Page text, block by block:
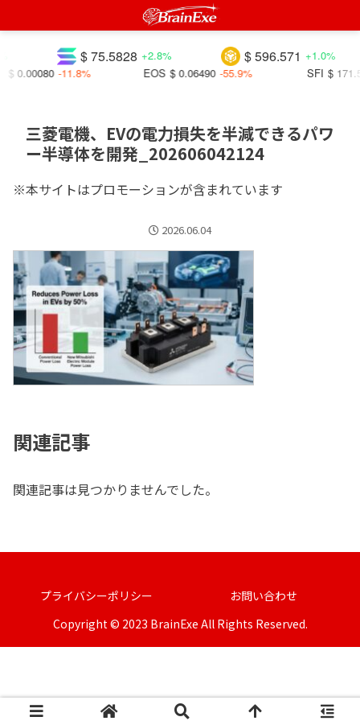
$ 596.571 +1.0%
$ 75.5828 +2.8%
SFI $
EOS $ 0.06490 -55.9%
$ 0.00080 -11.8%
三菱電機、EVの電力損失を半減できるパワ
ー半導体を開発_202606042124
※本サイトはプロモーションが含まれています
2026.06.04
関連記事
関連記事は見つかりませんでした。
プライバシーポリシー
お問い合わせ
Copyright © 2023 BrainExe All Rights Reserved.